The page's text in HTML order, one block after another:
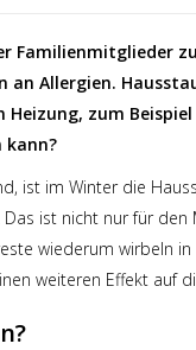
Familienmitglieder
an Allergien.
zum Beispiel
kann?
ist im Winter die
ist nicht nur für
wiederum wirbeln
weiteren Effekt auf